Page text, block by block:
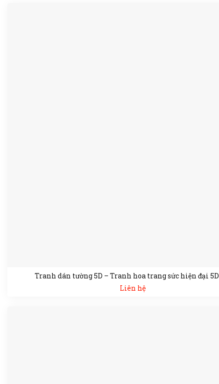
Tranh dán tường 5D – Tranh hoa trang sức hiện đại
Liên hệ